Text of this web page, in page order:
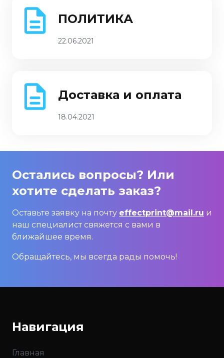
ПОЛИТИКА
22.06.2021
Доставка и оплата
18.04.2021
Остались вопросы? Или
хотите сделать заказ?
Оставьте заявку на почту effectprint@mail.ru и
наш специалист свяжется с вами в
ближайшее время.
Обращайтесь, мы всегда рады помочь!
Навигация
Главная